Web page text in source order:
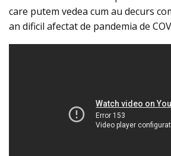
care putem vedea cum au decurs
an dificil afectat de pandemia de